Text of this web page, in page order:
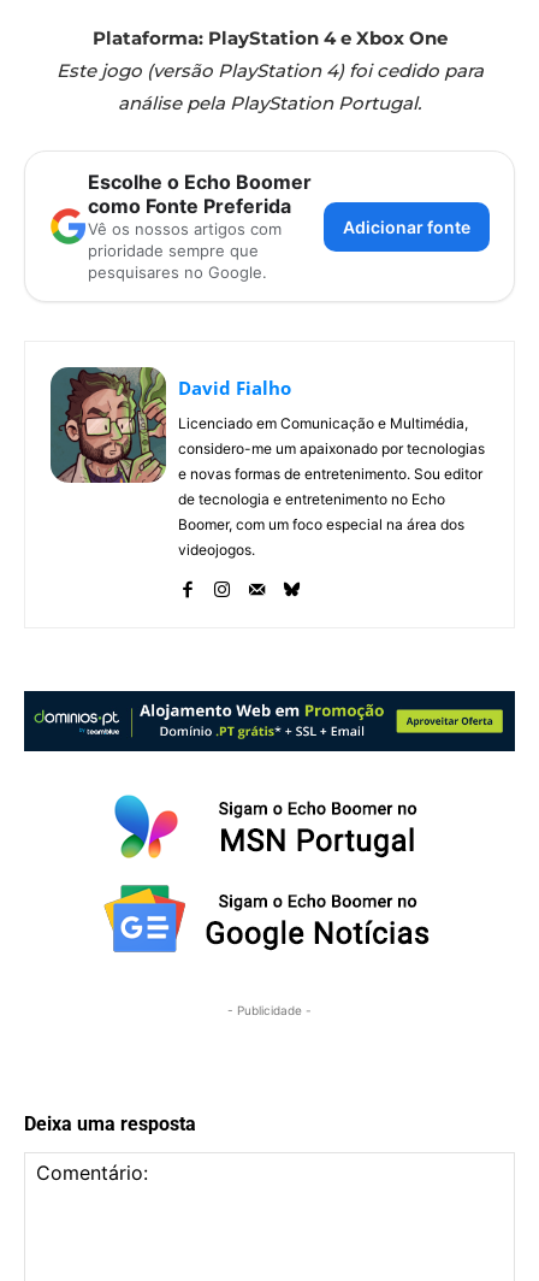
Plataforma: PlayStation 4 e Xbox One
Este jogo (versão PlayStation 4) foi cedido para
análise pela PlayStation Portugal.
Escolhe o Echo Boomer
como Fonte Preferida
Vê os nossos artigos com
prioridade sempre que
pesquisares no Google.
Adicionar fonte
David Fialho
Licenciado em Comunicação e Multimédia,
considero-me um apaixonado por tecnologias
e novas formas de entretenimento. Sou editor
de tecnologia e entretenimento no Echo
Boomer, com um foco especial na área dos
videojogos.
- Publicidade -
Deixa uma resposta